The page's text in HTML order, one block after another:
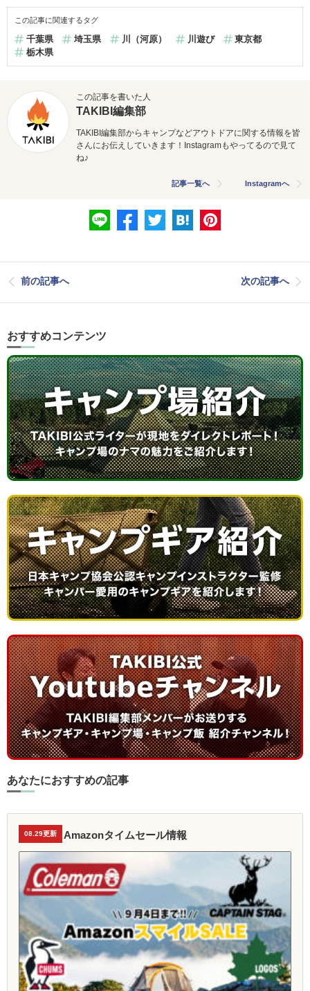
この記事に関連するタグ
千葉県 埼玉県 川（河原） 川遊び
東京都
栃木県
この記事を書いた人
TAKIBI編集部
TAKIBI編集部からキャンプなどアウトドアに関する情報を皆
さんにお伝えしていきます！Instagramもやってるので見て
ね♪
記事一覧へ Instagramへ
前の記事へ 次の記事へ
おすすめコンテンツ
あなたにおすすめの記事
08.29更新 Amazonタイムセール情報